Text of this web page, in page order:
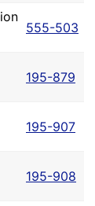
555-503
195-879
195-907
195-908